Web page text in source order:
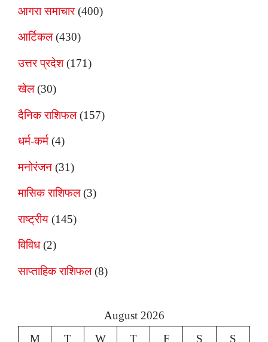
आगरा समाचार(400)
आर्टिकल(430)
उत्तर प्रदेश(171)
खेल(30)
दैनिक राशिफल(157)
धर्म-कर्म (4)
मनोरंजन (31)
मासिक राशिफल(3)
राष्ट्रीय (145)
विविध(2)
साप्ताहिक राशिफल(8)
August 2026
M
T W T F S S